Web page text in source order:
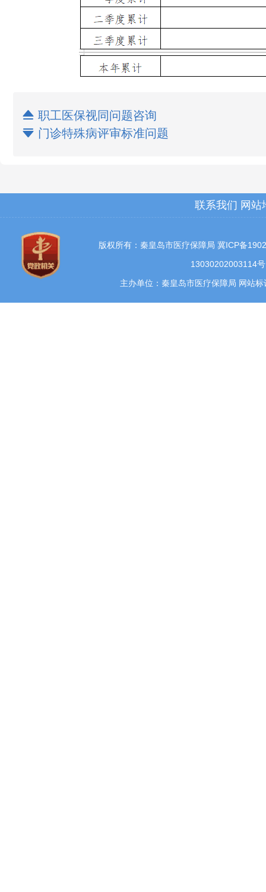
 职工医保视同问题咨询
 门诊特殊病评审标准问题
联系我们 网站
版权所有：秦皇岛市医疗保障局 冀ICP备
13030202003114号
主办单位：秦皇岛市医疗保障局 网站